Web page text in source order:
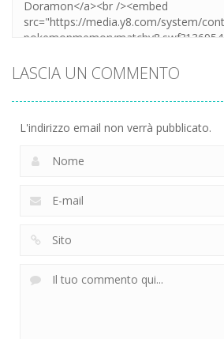
LASCIA UN COMMENTO
L'indirizzo email non verrà pubblicato.